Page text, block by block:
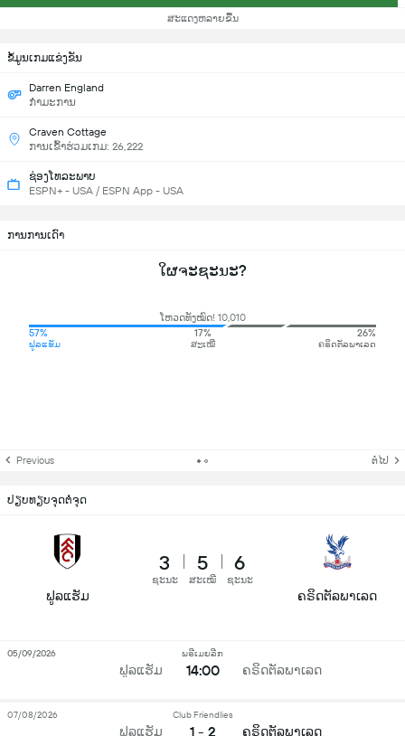
ສະແດງຫລາຍຂື້ນ
ຂ້ໍມູນເກມແຂ່ງຂັນ
Darren England
ກຳມະການ
Craven Cottage
ການເຂົ້າຮ່ວມເກມ: 26,222
ຊ່ອງໂທລະພາບ
ESPN+ - USA / ESPN App - USA
ການການເດົາ
ໃຜຈະຊະນະ?
ໂຫວດທັງໝົດ! 10,010
57%
ຟູລແຮັມ
17%
ສະເໝີ
26%
ຄຣິດຕັລພາເລດ
Previous ຕໍ່ໄປ
ປຽບທຽບຈຸດຕໍ່ຈຸດ
ຟູລແຮັມ
3
ຊະນະ
5
ສະເໝີ
6
ຊະນະ
ຄຣິດຕັລພາເລດ
ຟູລແຮັມ
ພຣີເມຍລີກ
14:00 ຄຣິດຕັລພາເລດ
05/09/2026
ຟູລແຮັມ
Club Friendlies
1 - 2 ຄຣິດຕັລພາເລດ
07/08/2026